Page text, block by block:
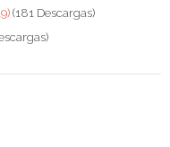
(181 Descargas)